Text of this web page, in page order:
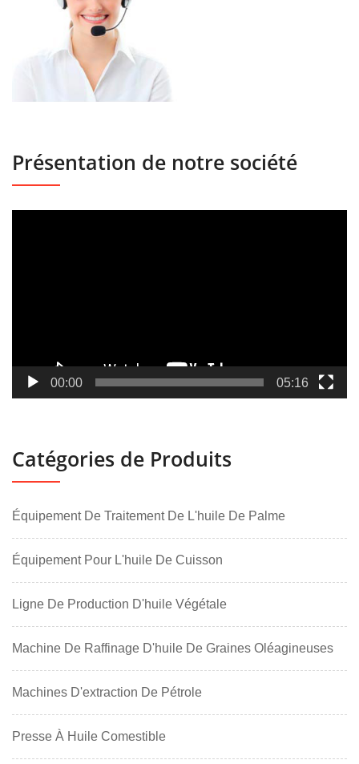
Présentation de notre société
00:00 05:16
Catégories de Produits
Équipement De Traitement De L'huile De Palme
Équipement Pour L'huile De Cuisson
Ligne De Production D'huile Végétale
Machine De Raffinage D'huile De Graines Oléagineuses
Machines D'extraction De Pétrole
Presse À Huile Comestible